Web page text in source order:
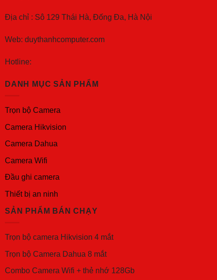
Địa chỉ : Sô 129 Thái Hà, Đống Đa, Hà Nội
Web: duythanhcomputer.com
Hotline:
DANH MỤC SẢN PHẨM
Trọn bộ Camera
Camera Hikvision
Camera Dahua
Camera Wifi
Đầu ghi camera
Thiết bị an ninh
SẢN PHẨM BÁN CHẠY
Trọn bộ camera Hikvision 4 mắt
Trọn bộ Camera Dahua 8 mắt
Combo Camera Wifi + thẻ nhớ 128Gb